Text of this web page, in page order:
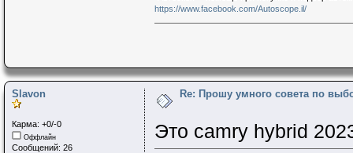
https://www.facebook.com/Autoscope.il/
Slavon
Карма: +0/-0
Оффлайн
Сообщений: 26
Re: Прошу умного совета по
Это camry hybrid